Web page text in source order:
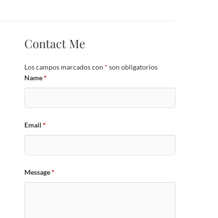
Contact Me
Los campos marcados con * son obligatorios
Name*
Email *
Message*